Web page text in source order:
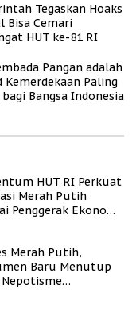
Tegaskan Hoaks
Bisa Cemari
HUT ke-81 RI
Pangan adalah
Kemerdekaan Paling
bagi Bangsa Indonesia
HUT RI Perkuat
Merah Putih
Penggerak Ekonomi
Merah Putih,
Baru Menutup